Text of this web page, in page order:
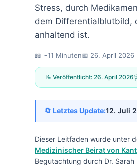
Stress, durch
dem Differentialblutbild,
anhaltend ist.
📖 ~11 Minuten📅 26. April 2026
📝 Veröffentlicht: 26. April 2026
🔄 Letztes Update:12. Juli
Dieser Leitfaden wurde unter
Medizinischer Beirat von
Begutachtung durch Dr. Sarah